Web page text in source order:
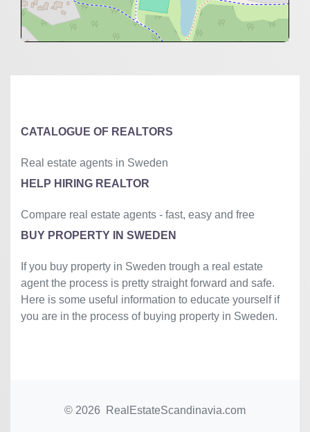
CATALOGUE OF REALTORS
Real estate agents in Sweden
HELP HIRING REALTOR
Compare real estate agents - fast, easy and free
BUY PROPERTY IN SWEDEN
If you buy property in Sweden trough a real estate
agent the process is pretty straight forward and safe.
Here is some useful information to educate yourself if
you are in the process of buying property in Sweden.
© 2026 RealEstateScandinavia.com